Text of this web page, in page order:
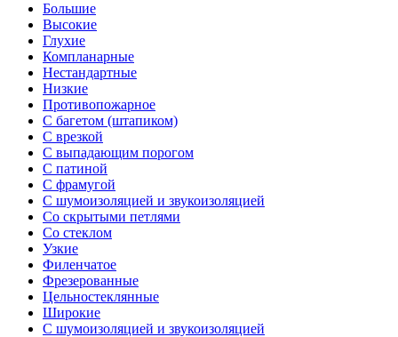
Большие
Высокие
Глухие
Компланарные
Нестандартные
Низкие
Противопожарное
С багетом (штапиком)
С врезкой
С выпадающим порогом
С патиной
С фрамугой
С шумоизоляцией и звукоизоляцией
Со скрытыми петлями
Со стеклом
Узкие
Филенчатое
Фрезерованные
Цельностеклянные
Широкие
С шумоизоляцией и звукоизоляцией